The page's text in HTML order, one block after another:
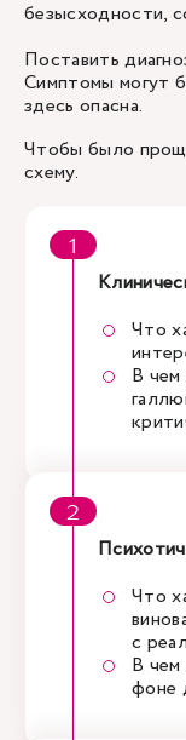
безысходности,
Поставить
Симптомы могут
здесь опасна.
Чтобы было
схему.
Что
В чем
Что
с
В чем
фоне